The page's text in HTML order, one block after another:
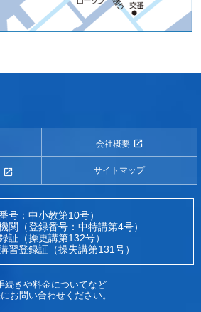
会社概要
サイトマップ
号：中小教第10号）
関（登録番号：中特講第4号）
証（操更講第132号）
習登録証（操失講第131号）
続きや料金についてなど
お問い合わせください。